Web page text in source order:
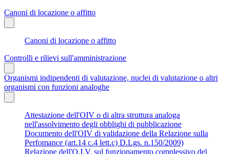
Canoni di locazione o affitto
Canoni di locazione o affitto
Controlli e rilievi sull'amministrazione
Organismi indipendenti di valutazione, nuclei di valutazione o altri
organismi con funzioni analoghe
Attestazione dell'OIV o di altra struttura analoga
nell'assolvimento degli obblighi di pubblicazione
Documento dell'OIV di validazione della Relazione sulla
Perfomance (art.14 c.4 lett.c) D.Lgs. n.150/2009)
Relazione dell'O.I.V. sul funzionamento complessivo del